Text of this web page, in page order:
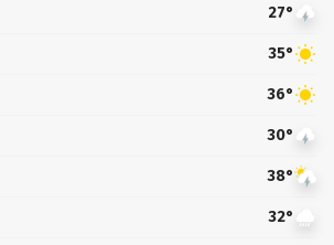
27°
35°
36°
30°
38°
32°